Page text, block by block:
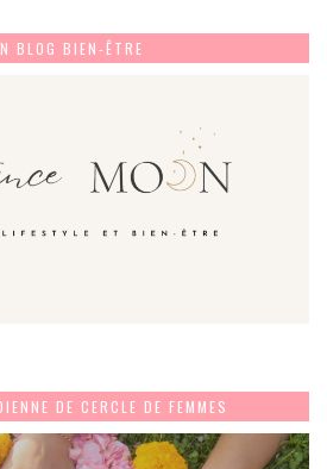
BLOG BIEN-ÊTRE
DE CERCLE DE FEMMES